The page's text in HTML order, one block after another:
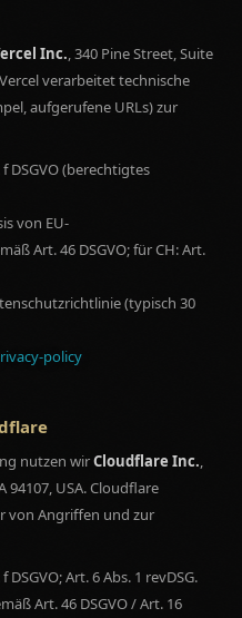
Inc., 340 Pine Street, Suite
Vercel verarbeitet technische
aufgerufene URLs) zur
DSGVO (berechtigtes
von EU-
Art. 46 DSGVO; für CH: Art.
(typisch 30
policy
nutzen wirCloudflare Inc.,
94107, USA. Cloudflare
von Angriffen und zur
DSGVO; Art. 6 Abs. 1 revDSG.
Art. 46 DSGVO / Art. 16